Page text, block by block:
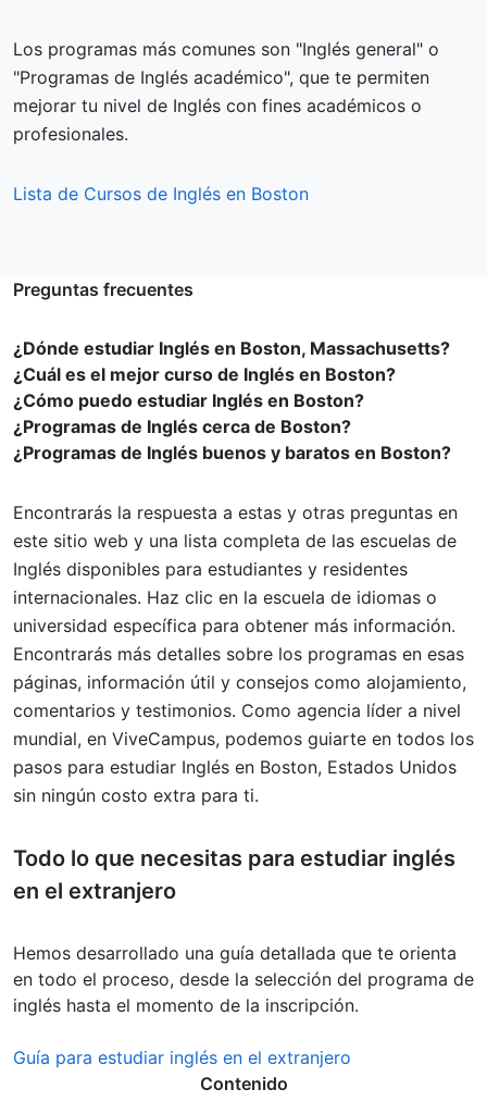
Los programas más comunes son "Inglés general" o
"Programas de Inglés académico", que te permiten
mejorar tu nivel de Inglés con fines académicos o
profesionales.
Lista de Cursos de Inglés en Boston
Preguntas frecuentes
¿Dónde estudiar Inglés en Boston, Massachusetts?
¿Cuál es el mejor curso de Inglés en Boston?
¿Cómo puedo estudiar Inglés en Boston?
¿Programas de Inglés cerca de Boston?
¿Programas de Inglés buenos y baratos en Boston?
Encontrarás la respuesta a estas y otras preguntas en
este sitio web y una lista completa de las escuelas de
Inglés disponibles para estudiantes y residentes
internacionales. Haz clic en la escuela de idiomas o
universidad específica para obtener más información.
Encontrarás más detalles sobre los programas en esas
páginas, información útil y consejos como alojamiento,
comentarios y testimonios. Como agencia líder a nivel
mundial, en ViveCampus, podemos guiarte en todos los
pasos para estudiar Inglés en Boston, Estados Unidos
sin ningún costo extra para ti.
Todo lo que necesitas para estudiar inglés
en el extranjero
Hemos desarrollado una guía detallada que te orienta
en todo el proceso, desde la selección del programa de
inglés hasta el momento de la inscripción.
Guía para estudiar inglés en el extranjero
Contenido